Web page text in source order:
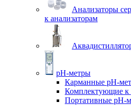
Анализаторы
к анализаторам
pH-метры
Карманные pH-
Комплектующие к
Портативные pH-